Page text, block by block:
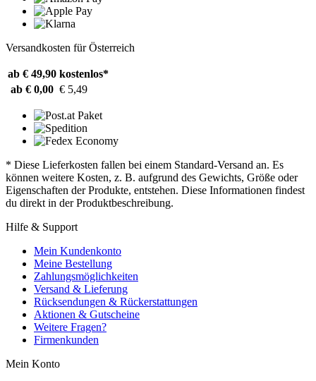
Versandkosten für Österreich
ab € 49,90 kostenlos*
ab € 0,00 € 5,49
* Diese Lieferkosten fallen bei einem Standard-Versand an. Es
können weitere Kosten, z. B. aufgrund des Gewichts, Größe oder
Eigenschaften der Produkte, entstehen. Diese Informationen findest
du direkt in der Produktbeschreibung.
Hilfe & Support
Mein Kundenkonto
Meine Bestellung
Zahlungsmöglichkeiten
Versand & Lieferung
Rücksendungen & Rückerstattungen
Aktionen & Gutscheine
Weitere Fragen?
Firmenkunden
Mein Konto